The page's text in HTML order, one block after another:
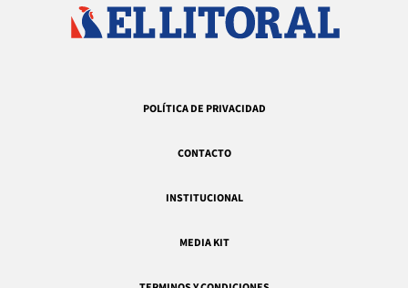
POLÍTICA DE PRIVACIDAD
CONTACTO
INSTITUCIONAL
MEDIA KIT